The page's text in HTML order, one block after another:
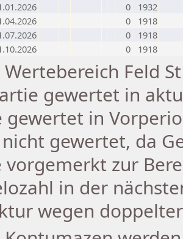
0
1932
0
1918
0
1918
0 1918
Wertebereich Feld
gewertet in
gewertet in
gewertet, da
vorgemerkt zur
in der
wegen